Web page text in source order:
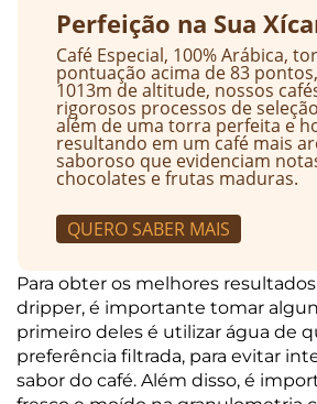
Perfeição na Sua
Café Especial, 100% Arábica,
pontuação acima de 83
1013m de altitude, nossos
rigorosos processos de
além de uma torra perfeita e
resultando em um café mais
saboroso que evidenciam
chocolates e frutas maduras.
QUERO SABER MAIS
Para obter os melhores
dripper, é importante tomar
primeiro deles é utilizar água de
preferência filtrada, para evitar
sabor do café. Além disso, é